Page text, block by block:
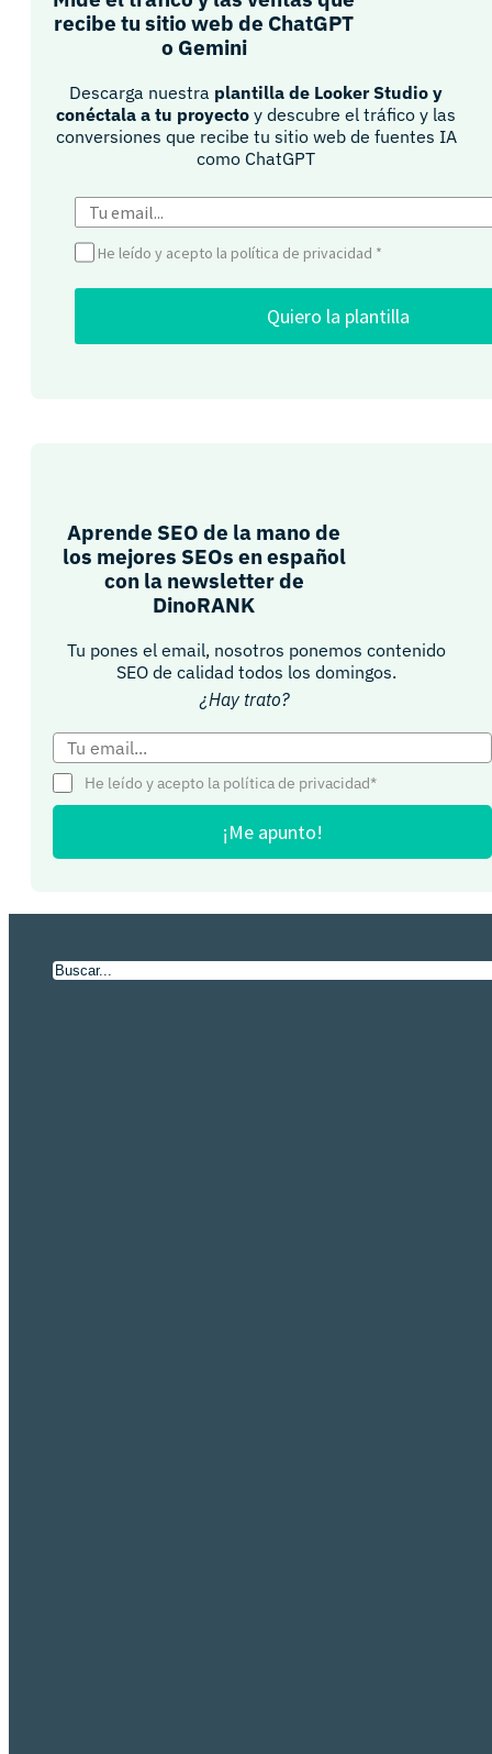
recibe tu sitio web de ChatGPT
o Gemini​
Descarga nuestra plantilla de Looker Studio y
conéctala a tu proyecto y descubre el tráfico y las
conversiones que recibe tu sitio web de fuentes IA
como ChatGPT​
He leído y acepto la política de privacidad *
Quiero la plantilla
Aprende SEO de la mano de
los mejores SEOs en español
con la newsletter de
DinoRANK
Tu pones el email, nosotros ponemos contenido
SEO de calidad todos los domingos.
¿Hay trato?
He leído y acepto la política de privacidad*
¡Me apunto!